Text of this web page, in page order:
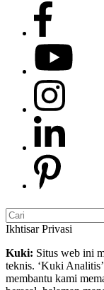
Ikhtisar Privasi
Kuki: Situs web ini
teknis. ‘Kuki
membantu kami